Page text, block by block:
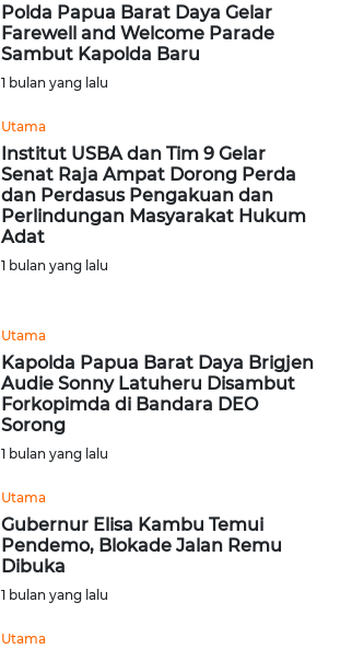
Polda Papua Barat Daya Gelar
Farewell and Welcome Parade
Sambut Kapolda Baru
1 bulan yang lalu
Utama
Institut USBA dan Tim 9 Gelar
Senat Raja Ampat Dorong Perda
dan Perdasus Pengakuan dan
Perlindungan Masyarakat Hukum
Adat
1 bulan yang lalu
Utama
Kapolda Papua Barat Daya Brigjen
Audie Sonny Latuheru Disambut
Forkopimda di Bandara DEO
Sorong
1 bulan yang lalu
Utama
Gubernur Elisa Kambu Temui
Pendemo, Blokade Jalan Remu
Dibuka
1 bulan yang lalu
Utama